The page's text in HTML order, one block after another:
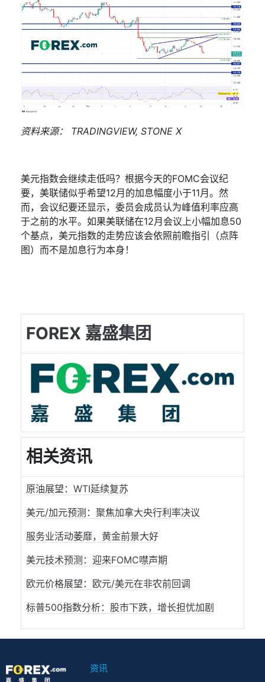
资料来源： TRADINGVIEW, STONE X
美元指数会继续走低吗？根据今天的FOMC会议纪
要，美联储似乎希望12月的加息幅度小于11月。然
而，会议纪要还显示，委员会成员认为峰值利率应高
于之前的水平。如果美联储在12月会议上小幅加息50
个基点，美元指数的走势应该会依照前瞻指引（点阵
图）而不是加息行为本身！
FOREX 嘉盛集团
相关资讯
原油展望：WTI延续复苏
美元/加元预测：聚焦加拿大央行利率决议
服务业活动萎靡，黄金前景大好
美元技术预测：迎来FOMC噤声期
欧元价格展望：欧元/美元在非农前回调
标普500指数分析：股市下跌，增长担忧加剧
资讯